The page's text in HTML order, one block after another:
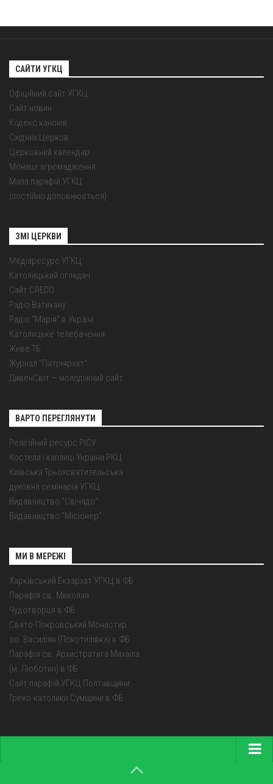
САЙТИ УГКЦ
Офіційний сайт УГКЦ
Сайт новин
Кодекс канонів
Східних Церков
Церковний календар
Монаші згромадження
Мапа парафій УГКЦ
(постійно доповнюється)
ЗМІ ЦЕРКВИ
Медіаресурс УГКЦ
Католицький оглядач
Сайт CREDO
Радіо Ватикану
Радіо "Марія" в Україні
Католицьке телебачення
Живе ТБ
Журнал "Патріярхат"
ДивенСвіт — молодіжний сайт
ВАРТО ПЕРЕГЛЯНУТИ
Релігійний ресурс РІСУ
Костели і каплиці України РКЦ
Київська Трьохсвятительська
духовна семінарія УГКЦ
Видавництво "Свічадо"
Видавництво "Місіонер"
МИ В МЕРЕЖІ
Харківський Екзархат УГКЦ в ФБ
Парафія св. Миколая
Чудотворця в ФБ
Свято-Покровський Монастир
оо. Василіян (Покотилівка) в ФБ
Парафія св. Архистратига Михаїла
(м. Люботин) в ФБ
Сайт парафій УГКЦ Полтавщини
Греко-католики Сумщини в ФБ